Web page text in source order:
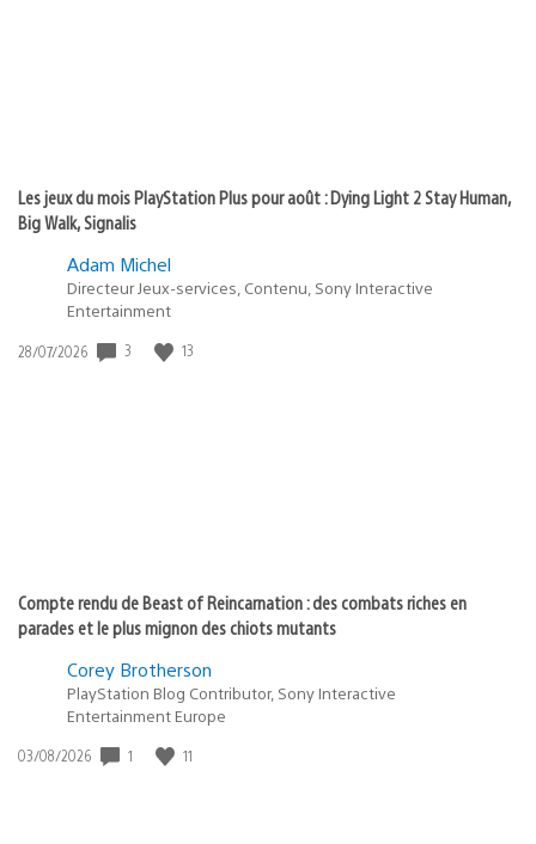
Les jeux du mois PlayStation Plus pour août : Dying Light 2 Stay Human,
Big Walk, Signalis
Adam Michel
Directeur Jeux-services, Contenu, Sony Interactive
Entertainment
Date
28/07/2026 3 13
Compte rendu de Beast of Reincarnation : des combats riches en
parades et le plus mignon des chiots mutants
Corey Brotherson
PlayStation Blog Contributor, Sony Interactive
Entertainment Europe
Date
03/08/2026 1 11